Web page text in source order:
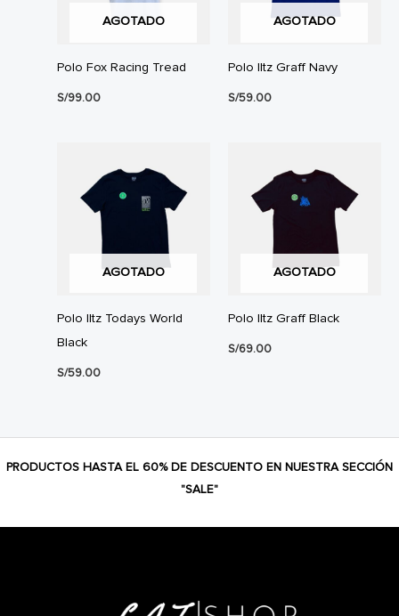
AGOTADO
Polo Fox Racing Tread
S/99.00
AGOTADO
Polo Iltz Graff Navy
S/59.00
AGOTADO
Polo Iltz Todays World
Black
S/59.00
AGOTADO
Polo Iltz Graff Black
S/69.00
PRODUCTOS HASTA EL 60% DE DESCUENTO EN NUESTRA SECCIÓN
"SALE"